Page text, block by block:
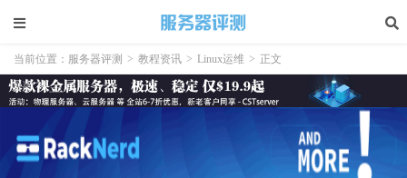
当前位置： 服务器评测 > 教程资讯 > Linux运维 > 正文